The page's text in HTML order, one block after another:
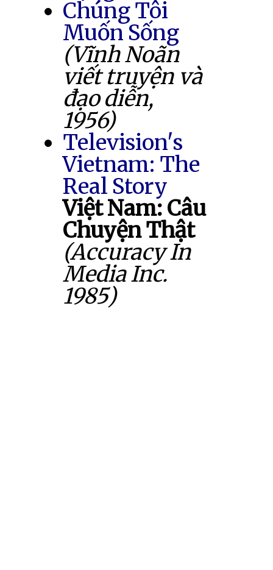
Chúng Tôi
Muốn Sống
(Vĩnh Noãn
viết truyện và
đạo diễn,
1956)
Television's
Vietnam: The
Real Story
Việt Nam: Câu
Chuyện Thật
(Accuracy In
Media Inc.
1985)